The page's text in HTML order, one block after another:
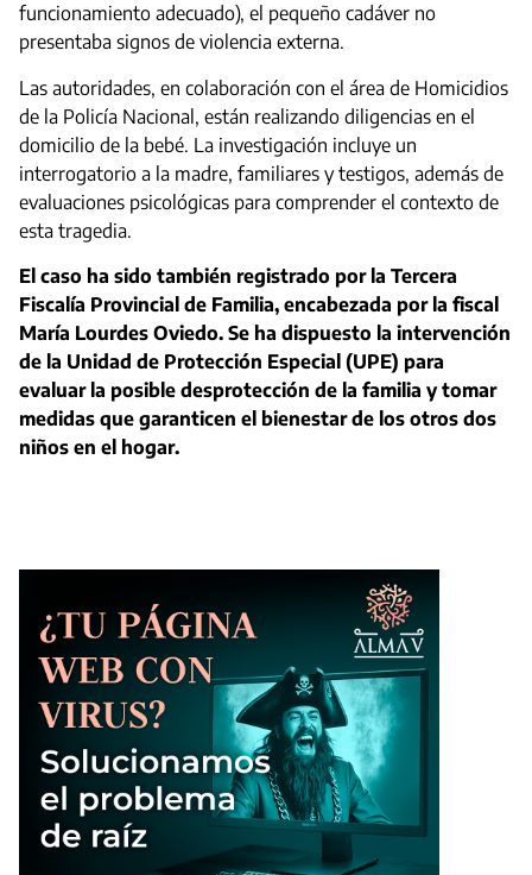
funcionamiento adecuado), el pequeño cadáver no
presentaba signos de violencia externa.
Las autoridades, en colaboración con el área de Homicidios
de la Policía Nacional, están realizando diligencias en el
domicilio de la bebé. La investigación incluye un
interrogatorio a la madre, familiares y testigos, además de
evaluaciones psicológicas para comprender el contexto de
esta tragedia.
El caso ha sido también registrado por la Tercera
Fiscalía Provincial de Familia, encabezada por la fiscal
María Lourdes Oviedo. Se ha dispuesto la intervención
de la Unidad de Protección Especial (UPE) para
evaluar la posible desprotección de la familia y tomar
medidas que garanticen el bienestar de los otros dos
niños en el hogar.